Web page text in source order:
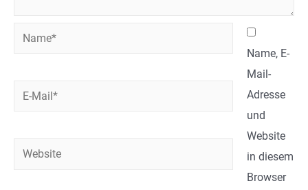
Name*
Website
Name, E-
Mail-
Adresse
und
Website
in diesem
Browser